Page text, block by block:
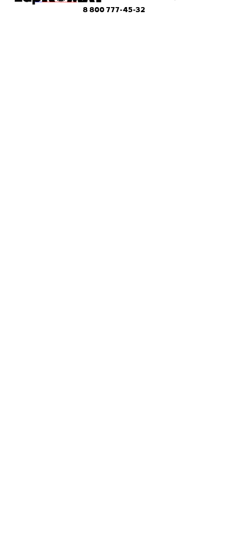
8 800 777-45-32